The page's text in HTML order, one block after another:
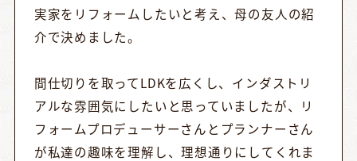
実家をリフォームしたいと考え、母の友人の紹
介で決めました。
間仕切りを取ってLDKを広くし、インダストリ
アルな雰囲気にしたいと思っていましたが、リ
フォームプロデューサーさんとプランナーさん
が私達の趣味を理解し、理想通りにしてくれま